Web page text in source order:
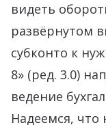
видеть
развёрнутом
субконто к
8» (ред. 3.0)
ведение
Надеемся, что